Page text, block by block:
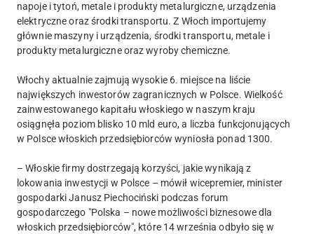
napoje i tytoń, metale i produkty metalurgiczne, urządzenia
elektryczne oraz środki transportu. Z Włoch importujemy
głównie maszyny i urządzenia, środki transportu, metale i
produkty metalurgiczne oraz wyroby chemiczne.
Włochy aktualnie zajmują wysokie 6. miejsce na liście
największych inwestorów zagranicznych w Polsce. Wielkość
zainwestowanego kapitału włoskiego w naszym kraju
osiągnęła poziom blisko 10 mld euro, a liczba funkcjonujących
w Polsce włoskich przedsiębiorców wyniosła ponad 1300.
– Włoskie firmy dostrzegają korzyści, jakie wynikają z
lokowania inwestycji w Polsce – mówił wicepremier, minister
gospodarki Janusz Piechociński podczas forum
gospodarczego "Polska – nowe możliwości biznesowe dla
włoskich przedsiębiorców", które 14 września odbyło się w